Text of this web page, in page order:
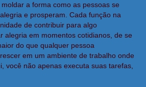
a forma como as pessoas se
e prosperam. Cada função na
de contribuir para algo
alegria em momentos cotidianos, de se
do que qualquer pessoa
em um ambiente de trabalho onde
você não apenas executa suas tarefas,